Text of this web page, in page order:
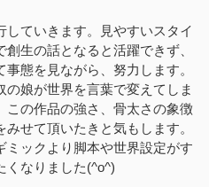
していきます。見やすいスタイ
生の話となると活躍できず、
態を見ながら、努力します。
娘が世界を言葉で変えてしま
この作品の強さ、骨太さの象徴
せて頂いたきと気もします。
ミックより脚本や世界設定がす
くなりました(^o^)